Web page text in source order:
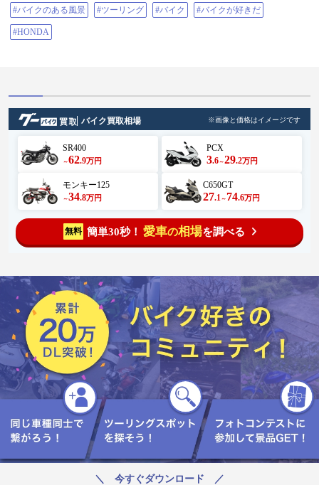
#バイクのある風景 #ツーリング #バイク #バイクが好きだ
#HONDA
バイク買取相場 ※画像と価格はイメージです
SR400
～62.9万円
PCX
3.6～29.2万円
モンキー125
～34.8万円
C650GT
27.1 ～ 74.6万円
無料 簡単30秒！ 愛車の相場を調べる
＼ 今すぐダウンロード ／